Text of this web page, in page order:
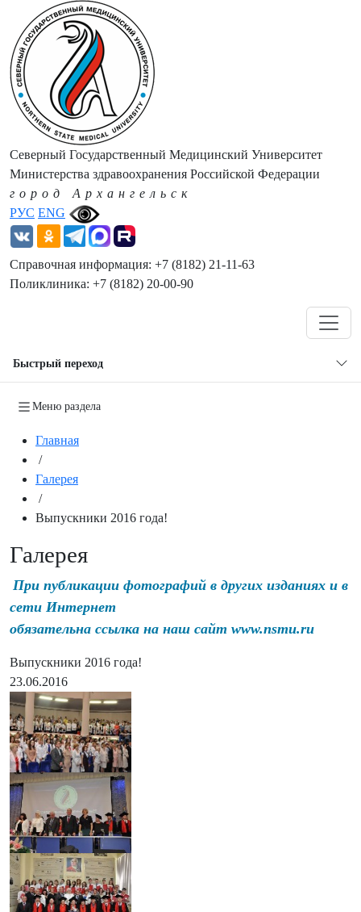
РУС ENG
Северный Государственный Медицинский Университет
Министерства здравоохранения Российской Федерации
город Архангельск
Справочная информация: +7 (8182) 21-11-63
Поликлиника: +7 (8182) 20-00-90
Быстрый переход
Меню раздела
Главная
/
Галерея
/
Выпускники 2016 года!
Галерея
При публикации фотографий в других изданиях и в
сети Интернет
обязательна ссылка на наш сайт www.nsmu.ru
Выпускники 2016 года!
23.06.2016